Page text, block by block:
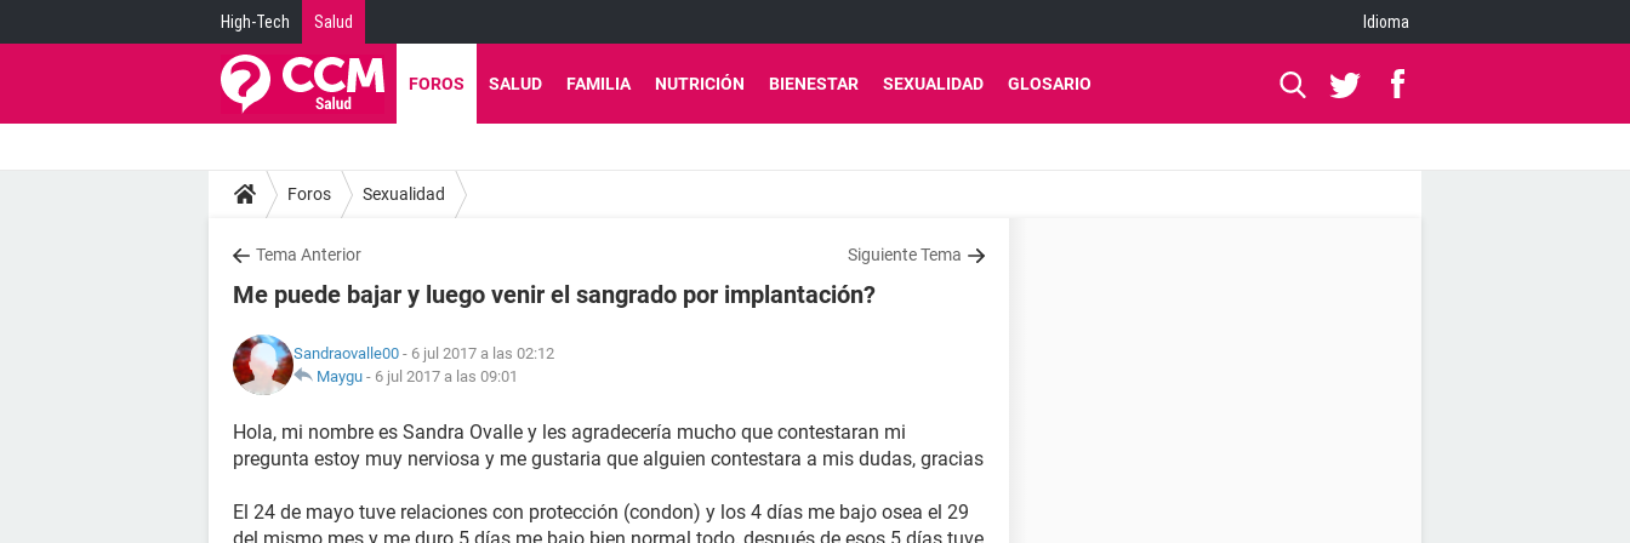
High-Tech Salud Idioma
FOROS SALUD FAMILIA NUTRICIÓN BIENESTAR SEXUALIDAD GLOSARIO
Foros Sexualidad
Tema Anterior Siguiente Tema
Me puede bajar y luego venir el sangrado por implantación?
Sandraovalle00 - 6 jul 2017 a las 02:12
Maygu - 6 jul 2017 a las 09:01
Hola, mi nombre es Sandra Ovalle y les agradecería mucho que contestaran mi
pregunta estoy muy nerviosa y me gustaria que alguien contestara a mis dudas, gracias
El 24 de mayo tuve relaciones con protección (condon) y los 4 días me bajo osea el 29